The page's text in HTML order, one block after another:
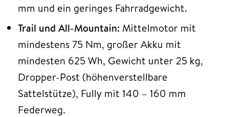
mm und ein geringes Fahrradgewicht.
Trail und All-Mountain: Mittelmotor mit
mindestens 75 Nm, großer Akku mit
mindesten 625 Wh, Gewicht unter 25 kg,
Dropper-Post (höhenverstellbare
Sattelstütze), Fully mit 140 – 160 mm
Federweg.